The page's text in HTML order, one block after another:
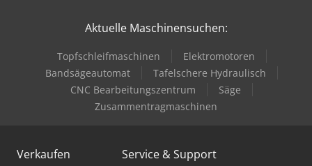
Aktuelle Maschinensuchen:
Topfschleifmaschinen
Elektromotoren
Bandsägeautomat
Tafelschere Hydraulisch
CNC Bearbeitungszentrum
Säge
Zusammentragmaschinen
Verkaufen Service & Support